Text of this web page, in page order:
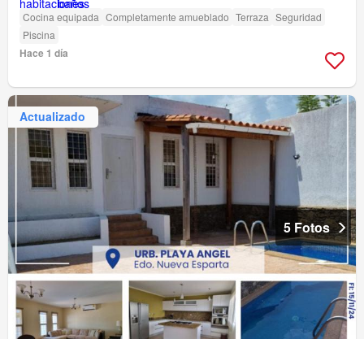
Cocina equipada Completamente amueblado Terraza Seguridad
Piscina
Hace 1 día
Actualizado
5 Fotos